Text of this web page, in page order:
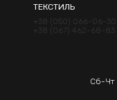
ТЕКСТИЛЬ
+38 (050) 066-06-30
+38 (067) 462-68-83
Сб-Чт